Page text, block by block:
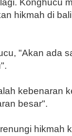
Konghucu
hik­mah di
"Akan ada
kebenaran
besar".
hikmah